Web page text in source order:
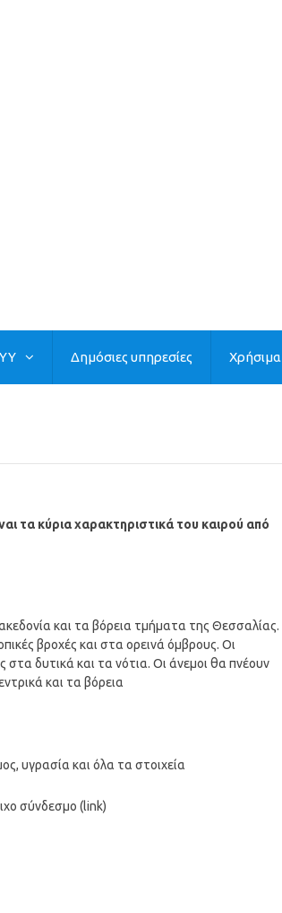
Δημόσιες υπηρεσίες Χρήσιμα
τα κύρια χαρακτηριστικά του καιρού από
και τα βόρεια τμήματα της Θεσσαλίας.
βροχές και στα ορεινά όμβρους. Οι
δυτικά και τα νότια. Οι άνεμοι θα πνέουν
και τα βόρεια
υγρασία και όλα τα στοιχεία
σύνδεσμο (link)